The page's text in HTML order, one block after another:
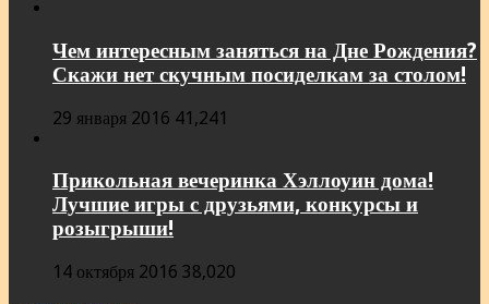
Чем интересным заняться на Дне Рождения?
Скажи нет скучным посиделкам за столом!
29 января 2016 41,241
Прикольная вечеринка Хэллоуин дома!
Лучшие игры с друзьями, конкурсы и
розыгрыши!
14 октября 2016 38,020